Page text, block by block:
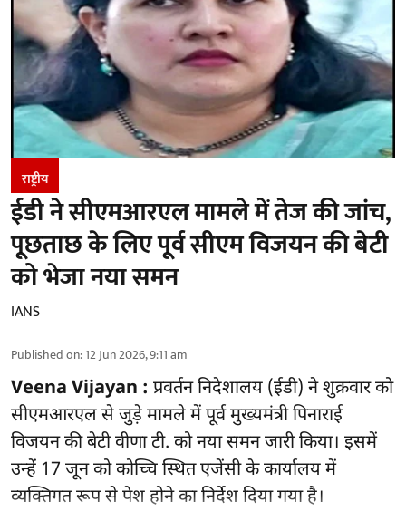
राष्ट्रीय
ईडी ने सीएमआरएल मामले में तेज की जांच,
पूछताछ के लिए पूर्व सीएम विजयन की बेटी
को भेजा नया समन
IANS
Published on:12 Jun 2026, 9:11 am
Veena Vijayan : प्रवर्तन निदेशालय (ईडी) ने शुक्रवार को
सीएमआरएल से जुड़े मामले में पूर्व मुख्यमंत्री पिनाराई
विजयन की बेटी वीणा टी. को नया समन जारी किया। इसमें
उन्हें 17 जून को कोच्चि स्थित एजेंसी के कार्यालय में
व्यक्तिगत रूप से पेश होने का निर्देश दिया गया है।